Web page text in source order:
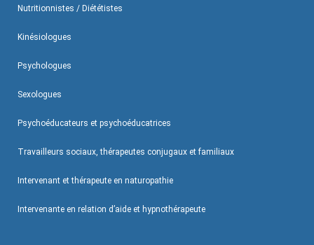
Nutritionnistes / Diététistes
Kinésiologues
Psychologues
Sexologues
Psychoéducateurs et psychoéducatrices
Travailleurs sociaux, thérapeutes conjugaux et familiaux
Intervenant et thérapeute en naturopathie
Intervenante en relation d’aide et hypnothérapeute